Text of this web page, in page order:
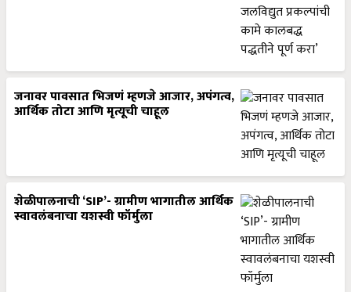
जनावर पावसात भिजणं म्हणजे आजार, अपंगत्व,
आर्थिक तोटा आणि मृत्यूची चाहूल
शेळीपालनाची ‘SIP’- ग्रामीण भागातील आर्थिक
स्वावलंबनाचा यशस्वी फॉर्मुला